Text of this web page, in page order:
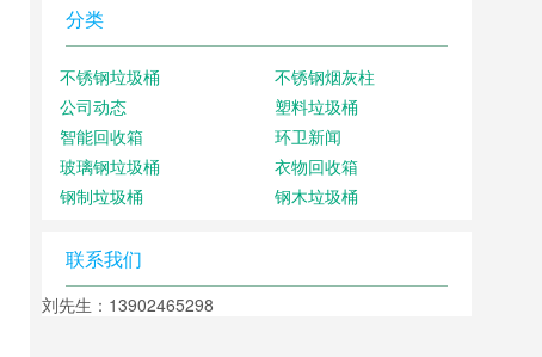
分类
不锈钢垃圾桶
不锈钢烟灰柱
公司动态
塑料垃圾桶
智能回收箱
环卫新闻
玻璃钢垃圾桶
衣物回收箱
钢制垃圾桶
钢木垃圾桶
联系我们
刘先生：13902465298